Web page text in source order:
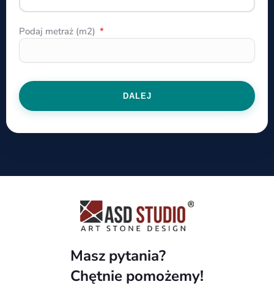
Podaj metraż (m2)
DALEJ
Masz pytania?
Chętnie pomożemy!